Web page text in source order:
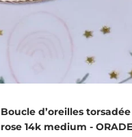
Boucle d’oreilles
rose 14k medium -